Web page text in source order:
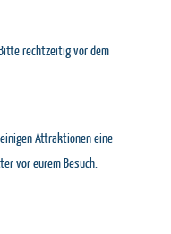
rechtzeitig vor dem
Attraktionen eine
vor eurem Besuch.